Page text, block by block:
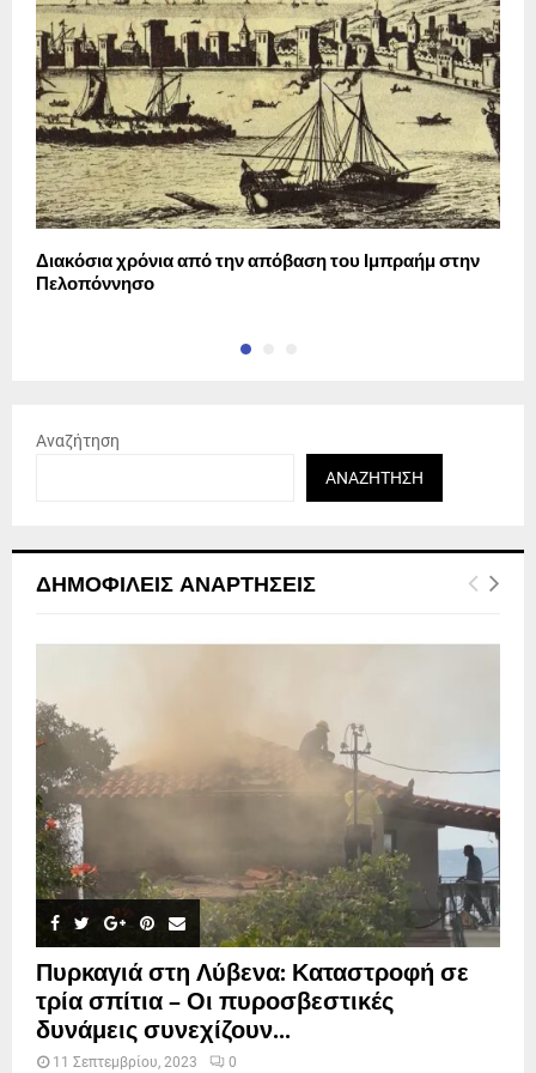
Διακόσια χρόνια από την απόβαση του Ιμπραήμ στην
Πελοπόννησο
Αναζήτηση
ΑΝΑΖΉΤΗΣΗ
ΔΗΜΟΦΙΛΕΊΣ ΑΝΑΡΤΉΣΕΙΣ
Πυρκαγιά στη Λύβενα: Καταστροφή σε
τρία σπίτια – Οι πυροσβεστικές
δυνάμεις συνεχίζουν...
11 Σεπτεμβρίου, 2023 0